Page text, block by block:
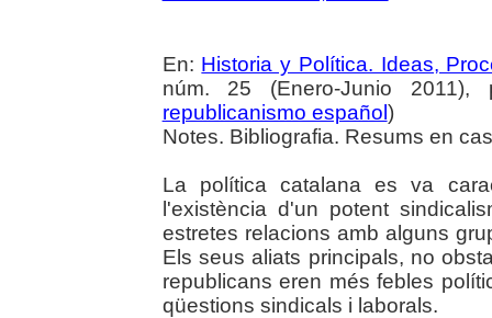
En: Historia y Política. Ideas,
núm. 25 (Enero-Junio
republicanismo español)
Notes. Bibliografia. Resums en
La política catalana es va
l'existència d'un potent
estretes relacions amb alguns
Els seus aliats principals, no
republicans eren més febles
qüestions sindicals i laborals.